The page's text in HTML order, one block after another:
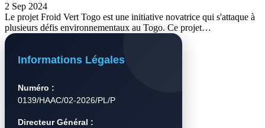
2 Sep 2024
Le projet Froid Vert Togo est une initiative novatrice qui s'attaque à
plusieurs défis environnementaux au Togo. Ce projet…
Informations Légales
Numéro :
0139/HAAC/02-2026/PL/P
Directeur Général :